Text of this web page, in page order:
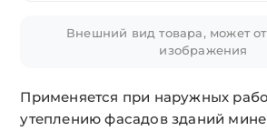
Внешний вид товара, может
изображения
Применяется при наружных
утеплению фасадов зданий